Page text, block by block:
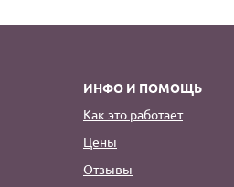
ИНФО И ПОМОЩЬ
Как это работает
Цены
Отзывы